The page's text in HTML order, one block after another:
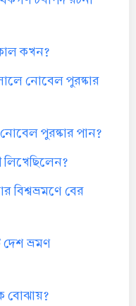
কখন?
নোবেল পুরষ্কার
নোবেল পুরষ্কার পান?
লিখেছিলেন?
বিশ্বভ্রমণে বের
দেশ ভ্রমণ
বোঝায়?